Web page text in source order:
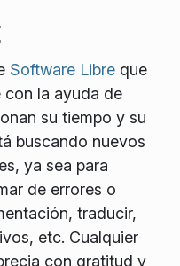
Software Libreque
con la ayuda de
su tiempo y su
buscando nuevos
ya sea para
de errores o
traducir,
etc. Cualquier
con gratitud y